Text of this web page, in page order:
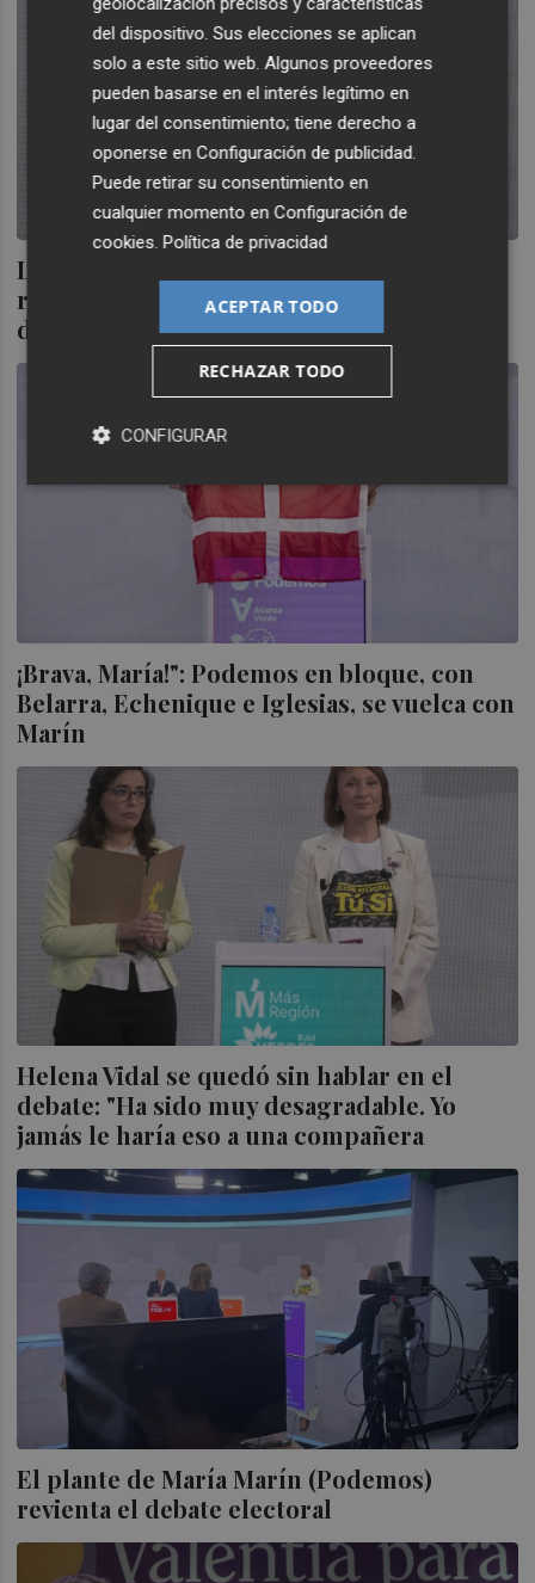
La Junta Electoral Central desestima el
recurso de Podemos y ratifica que Marín
debía ceder su sitio a Vidal
¡Brava, María!": Podemos en bloque, con
Belarra, Echenique e Iglesias, se vuelca con
Marín
Helena Vidal se quedó sin hablar en el
debate: "Ha sido muy desagradable. Yo
jamás le haría eso a una compañera
El plante de María Marín (Podemos)
revienta el debate electoral
del dispositivo. Sus elecciones se aplican
solo a este sitio web. Algunos proveedores
pueden basarse en el interés legítimo en
lugar del consentimiento; tiene derecho a
oponerse enConfiguración de publicidad.
Puede retirar su consentimiento en
cualquier momento enConfiguración de
cookies.Política de privacidad
ACEPTAR TODO
RECHAZAR TODO
CONFIGURAR